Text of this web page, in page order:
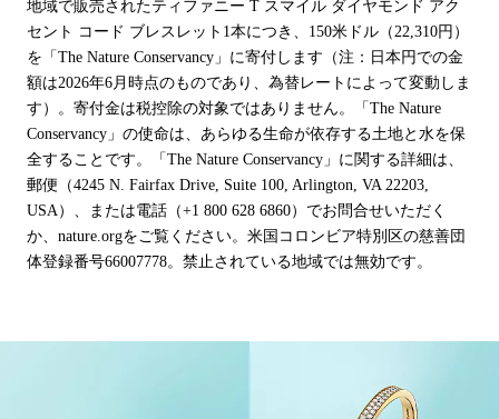
地域で販売されたティファニー T スマイル ダイヤモンド アク
セント コード ブレスレット1本につき、150米ドル（22,310円）
を「The Nature Conservancy」に寄付します（注：日本円での金
額は2026年6月時点のものであり、為替レートによって変動しま
す）。寄付金は税控除の対象ではありません。「The Nature
Conservancy」の使命は、あらゆる生命が依存する土地と水を保
全することです。「The Nature Conservancy」に関する詳細は、
郵便（4245 N. Fairfax Drive, Suite 100, Arlington, VA 22203,
USA）、または電話（+1 800 628 6860）でお問合せいただく
か、nature.orgをご覧ください。米国コロンビア特別区の慈善団
体登録番号66007778。禁止されている地域では無効です。